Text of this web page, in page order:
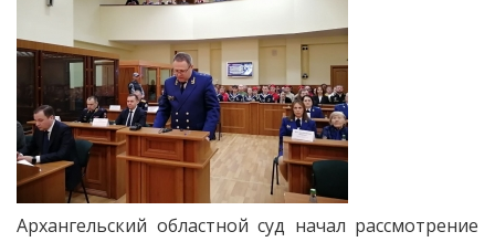
Архангельский областной суд начал рассмотрение